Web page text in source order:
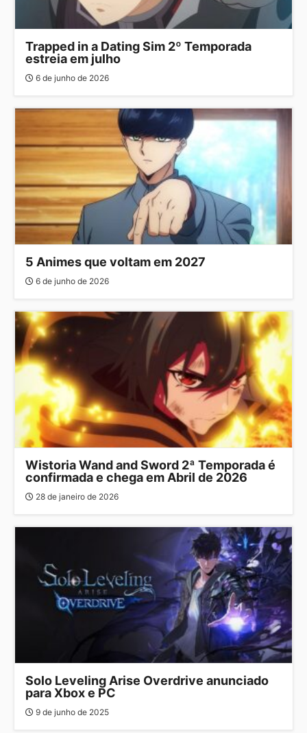
Trapped in a Dating Sim 2º Temporada
estreia em julho
6 de junho de 2026
5 Animes que voltam em 2027
6 de junho de 2026
Wistoria Wand and Sword 2ª Temporada é
confirmada e chega em Abril de 2026
28 de janeiro de 2026
Solo Leveling Arise Overdrive anunciado
para Xbox e PC
9 de junho de 2025